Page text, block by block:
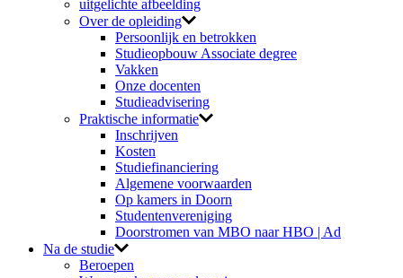
uitgelichte afbeelding
Over de opleiding
Persoonlijk en betrokken
Studieopbouw Associate degree
Vakken
Onze docenten
Studieadvisering
Praktische informatie
Inschrijven
Kosten
Studiefinanciering
Algemene voorwaarden
Op kamers in Doorn
Studentenvereniging
Doorstromen van MBO naar HBO | Ad
Na de studie
Beroepen